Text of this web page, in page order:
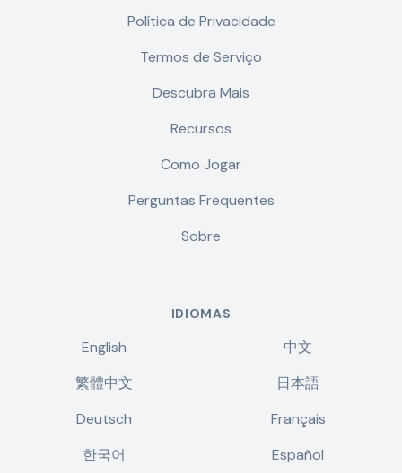
Política de Privacidade
Termos de Serviço
Descubra Mais
Recursos
Como Jogar
Perguntas Frequentes
Sobre
IDIOMAS
English
中文
繁體中文
日本語
Deutsch
Français
한국어
Español